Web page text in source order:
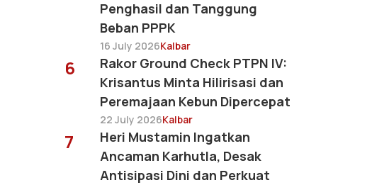
Penghasil dan Tanggung
Beban PPPK
16 July 2026Kalbar
6
Rakor Ground Check PTPN IV:
Krisantus Minta Hilirisasi dan
Peremajaan Kebun Dipercepat
22 July 2026Kalbar
7
Heri Mustamin Ingatkan
Ancaman Karhutla, Desak
Antisipasi Dini dan Perkuat